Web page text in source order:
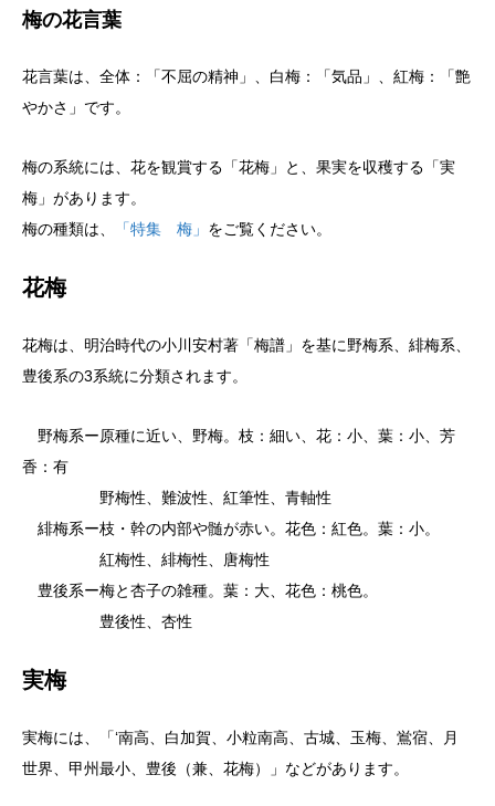
梅の花言葉
花言葉は、全体：「不屈の精神」、白梅：「気品」、紅梅：「艶
やかさ」です。
梅の系統には、花を観賞する「花梅」と、果実を収穫する「実
梅」があります。
梅の種類は、
「特集 梅」 をご覧ください。
花梅
花梅は、明治時代の小川安村著「梅譜」を基に野梅系、緋梅系、
豊後系の3系統に分類されます。
野梅系ー原種に近い、野梅。枝：細い、花：小、葉：小、芳
香：有
野梅性、難波性、紅筆性、青軸性
緋梅系ー枝・幹の内部や髄が赤い。花色：紅色。葉：小。
紅梅性、緋梅性、唐梅性
豊後系ー梅と杏子の雑種。葉：大、花色：桃色。
豊後性、杏性
実梅
実梅には、「‘南高、白加賀、小粒南高、古城、玉梅、鴬宿、月
世界、甲州最小、豊後（兼、花梅）」などがあります。